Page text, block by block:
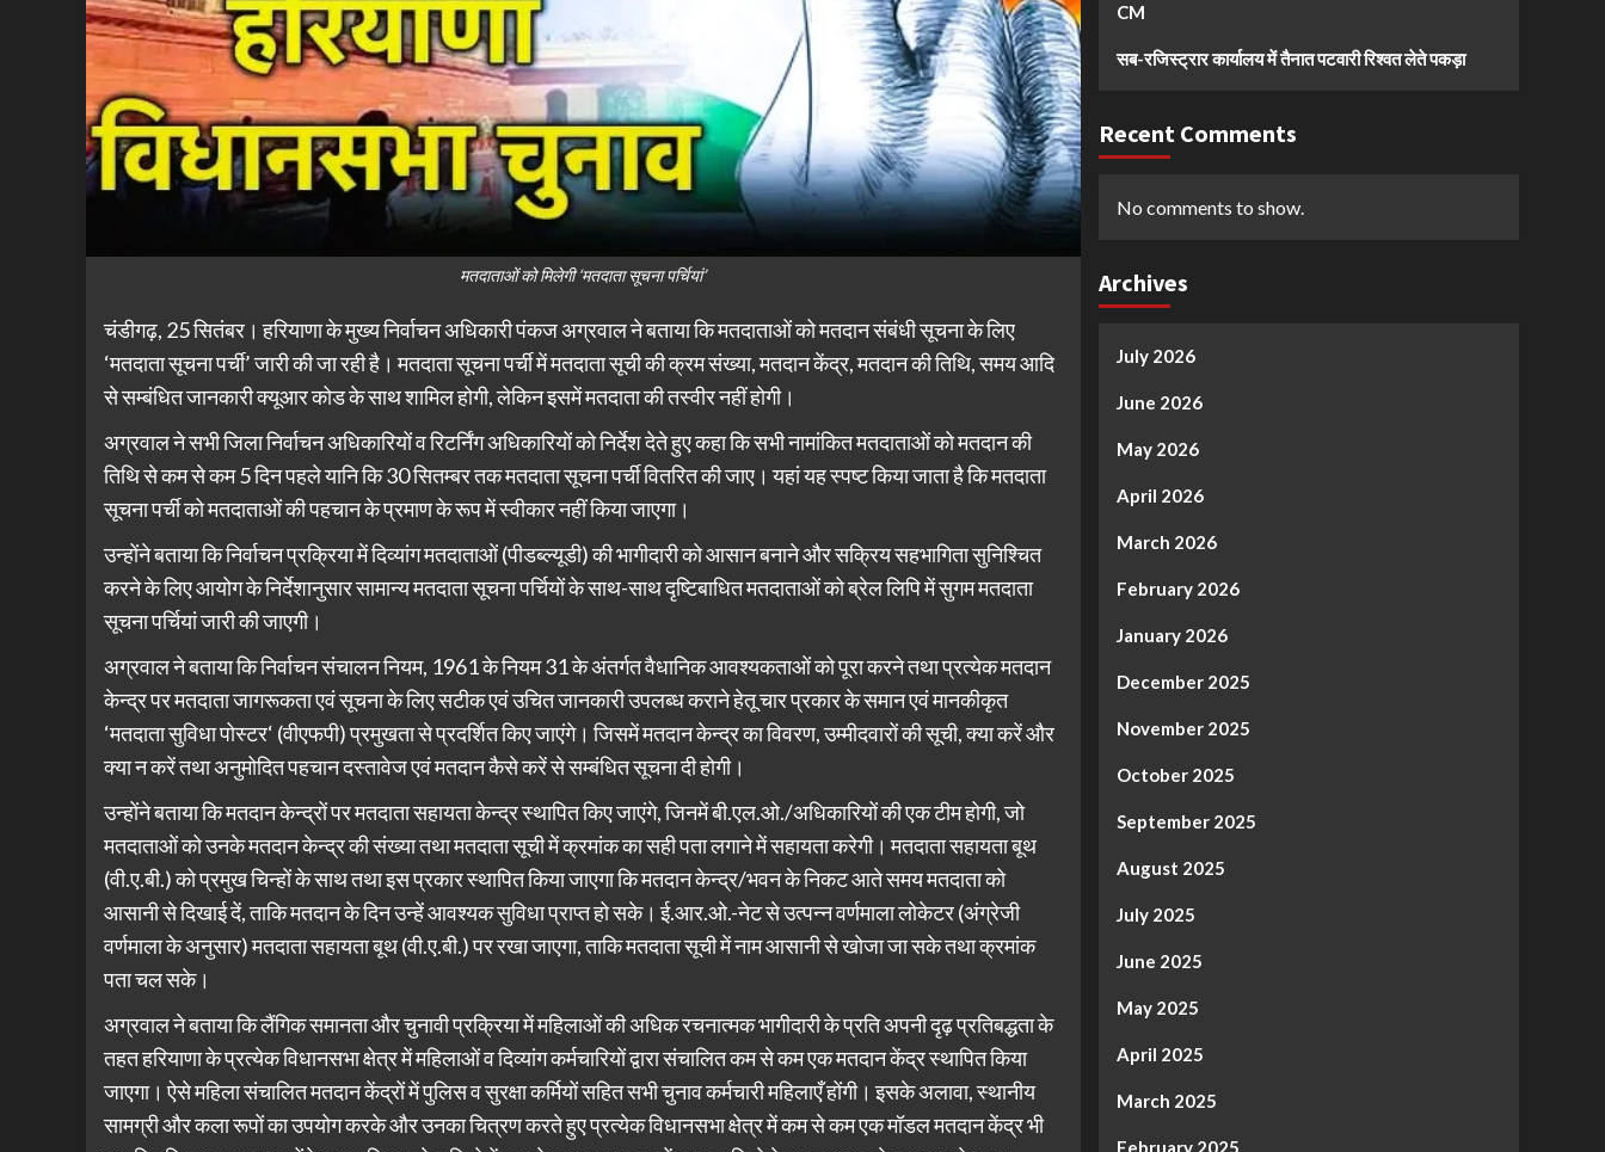
मतदाताओं को मिलेगी ‘मतदाता सूचना पर्चियां’
चंडीगढ़, 25 सितंबर। हरियाणा के मुख्य निर्वाचन अधिकारी पंकज अग्रवाल ने बताया कि मतदाताओं को मतदान संबंधी सूचना के लिए
‘मतदाता सूचना पर्ची’ जारी की जा रही है। मतदाता सूचना पर्ची में मतदाता सूची की क्रम संख्या, मतदान केंद्र, मतदान की तिथि, समय आदि
से सम्बंधित जानकारी क्यूआर कोड के साथ शामिल होगी, लेकिन इसमें मतदाता की तस्वीर नहीं होगी।
अग्रवाल ने सभी जिला निर्वाचन अधिकारियों व रिटर्निंग अधिकारियों को निर्देश देते हुए कहा कि सभी नामांकित मतदाताओं को मतदान की
तिथि से कम से कम 5 दिन पहले यानि कि 30 सितम्बर तक मतदाता सूचना पर्ची वितरित की जाए। यहां यह स्पष्ट किया जाता है कि मतदाता
सूचना पर्ची को मतदाताओं की पहचान के प्रमाण के रूप में स्वीकार नहीं किया जाएगा।
उन्होंने बताया कि निर्वाचन प्रक्रिया में दिव्यांग मतदाताओं (पीडब्ल्यूडी) की भागीदारी को आसान बनाने और सक्रिय सहभागिता सुनिश्चित
करने के लिए आयोग के निर्देशानुसार सामान्य मतदाता सूचना पर्चियों के साथ-साथ दृष्टिबाधित मतदाताओं को ब्रेल लिपि में सुगम मतदाता
सूचना पर्चियां जारी की जाएगी।
अग्रवाल ने बताया कि निर्वाचन संचालन नियम, 1961 के नियम 31 के अंतर्गत वैधानिक आवश्यकताओं को पूरा करने तथा प्रत्येक मतदान
केन्द्र पर मतदाता जागरूकता एवं सूचना के लिए सटीक एवं उचित जानकारी उपलब्ध कराने हेतू चार प्रकार के समान एवं मानकीकृत
‘मतदाता सुविधा पोस्टर‘ (वीएफपी) प्रमुखता से प्रदर्शित किए जाएंगे। जिसमें मतदान केन्द्र का विवरण, उम्मीदवारों की सूची, क्या करें और
क्या न करें तथा अनुमोदित पहचान दस्तावेज एवं मतदान कैसे करें से सम्बंधित सूचना दी होगी।
उन्होंने बताया कि मतदान केन्द्रों पर मतदाता सहायता केन्द्र स्थापित किए जाएंगे, जिनमें बी.एल.ओ./अधिकारियों की एक टीम होगी, जो
मतदाताओं को उनके मतदान केन्द्र की संख्या तथा मतदाता सूची में क्रमांक का सही पता लगाने में सहायता करेगी। मतदाता सहायता बूथ
(वी.ए.बी.) को प्रमुख चिन्हों के साथ तथा इस प्रकार स्थापित किया जाएगा कि मतदान केन्द्र/भवन के निकट आते समय मतदाता को
आसानी से दिखाई दें, ताकि मतदान के दिन उन्हें आवश्यक सुविधा प्राप्त हो सके। ई.आर.ओ.-नेट से उत्पन्न वर्णमाला लोकेटर (अंग्रेजी
वर्णमाला के अनुसार) मतदाता सहायता बूथ (वी.ए.बी.) पर रखा जाएगा, ताकि मतदाता सूची में नाम आसानी से खोजा जा सके तथा क्रमांक
पता चल सके।
अग्रवाल ने बताया कि लैंगिक समानता और चुनावी प्रक्रिया में महिलाओं की अधिक रचनात्मक भागीदारी के प्रति अपनी दृढ़ प्रतिबद्धता के
तहत हरियाणा के प्रत्येक विधानसभा क्षेत्र में महिलाओं व दिव्यांग कर्मचारियों द्वारा संचालित कम से कम एक मतदान केंद्र स्थापित किया
जाएगा। ऐसे महिला संचालित मतदान केंद्रों में पुलिस व सुरक्षा कर्मियों सहित सभी चुनाव कर्मचारी महिलाएँ होंगी। इसके अलावा, स्थानीय
सामग्री और कला रूपों का उपयोग करके और उनका चित्रण करते हुए प्रत्येक विधानसभा क्षेत्र में कम से कम एक मॉडल मतदान केंद्र भी
CM
सब-रजिस्ट्रार कार्यालय में तैनात पटवारी रिश्वत लेते पकड़ा
Recent Comments
No comments to show.
Archives
July 2026
June 2026
May 2026
April 2026
March 2026
February 2026
January 2026
December 2025
November 2025
October 2025
September 2025
August 2025
July 2025
June 2025
May 2025
April 2025
March 2025
February 2025